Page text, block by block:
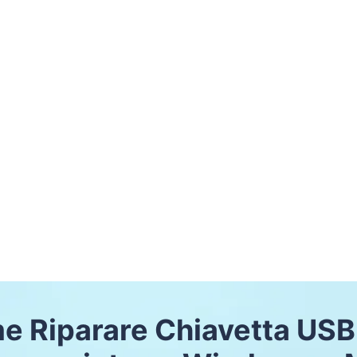
Riparare Chiavetta